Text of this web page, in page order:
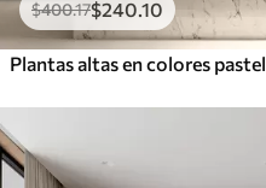
$400.17$240 .10
Plantas altas en colores pastel